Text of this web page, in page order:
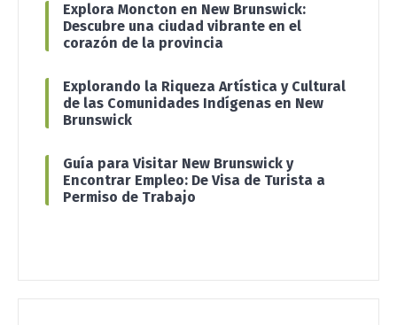
Explora Moncton en New Brunswick:
Descubre una ciudad vibrante en el
corazón de la provincia
Explorando la Riqueza Artística y Cultural
de las Comunidades Indígenas en New
Brunswick
Guía para Visitar New Brunswick y
Encontrar Empleo: De Visa de Turista a
Permiso de Trabajo